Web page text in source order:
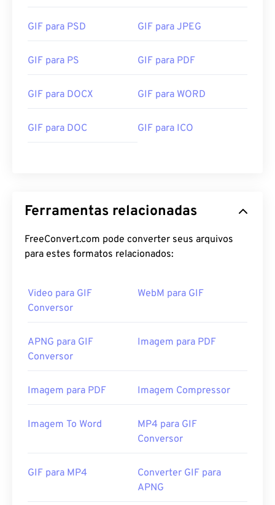
GIF para PSD GIF para JPEG
GIF para PS GIF para PDF
GIF para DOCX GIF para WORD
GIF para DOC GIF para ICO
Ferramentas relacionadas
FreeConvert.com pode converter seus arquivos
para estes formatos relacionados:
Video para GIF
Conversor
WebM para GIF
APNG para GIF
Conversor
Imagem para PDF
Imagem para PDF Imagem Compressor
Imagem To Word
MP4 para GIF
Conversor
GIF para MP4
Converter GIF para
APNG